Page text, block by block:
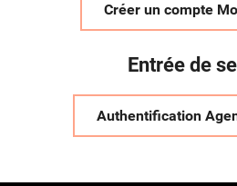
Créer un compte
Entrée de
Authentification